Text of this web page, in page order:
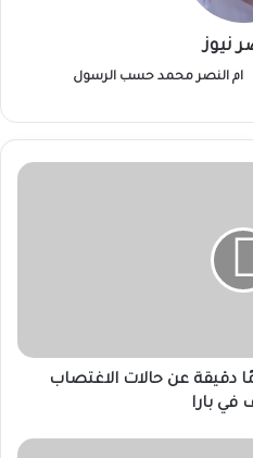
نيوز
ام النصر محمد حسب الرسول
دقيقة عن حالات الاغتصاب
في بارا